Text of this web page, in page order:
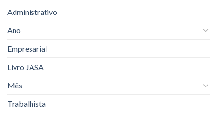
Administrativo
Ano
Empresarial
Livro JASA
Mês
Trabalhista